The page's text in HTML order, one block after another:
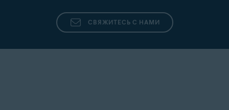
СВЯЖИТЕСЬ С НАМИ